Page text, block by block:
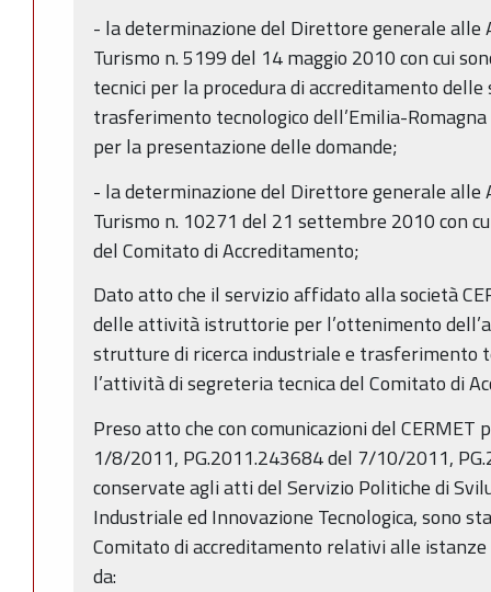
- la determinazione del Direttore generale
Turismo n. 5199 del 14 maggio 2010 con cui
tecnici per la procedura di accreditamento
trasferimento tecnologico dell’Emilia-
per la presentazione delle domande;
- la determinazione del Direttore generale
Turismo n. 10271 del 21 settembre 2010 con
del Comitato di Accreditamento;
Dato atto che il servizio affidato alla società
delle attività istruttorie per l’ottenimento
strutture di ricerca industriale e trasferimento
l’attività di segreteria tecnica del Comitato di
Preso atto che con comunicazioni del
1/8/2011, PG.2011.243684 del 7/10/2011,
conservate agli atti del Servizio Politiche di
Industriale ed Innovazione Tecnologica, sono
Comitato di accreditamento relativi alle
da: